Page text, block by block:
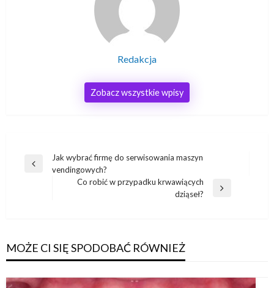
Redakcja
Zobacz wszystkie wpisy
Nawigacja
wpisu
Poprzedni
Jak wybrać firmę do serwisowania maszyn
vendingowych?
Co robić w przypadku krwawiących
dziąseł?
MOŻE CI SIĘ SPODOBAĆ RÓWNIEŻ